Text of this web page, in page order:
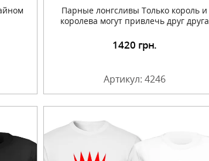
Парные лонгсливы Только король и
королева могут привлечь друг друга
1420 грн.
Артикул: 4246
Подробнее